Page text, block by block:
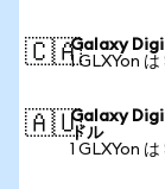
🇨🇦Galaxy
1 GLXYon
🇦🇺Galaxy
ドル
1 GLXYon